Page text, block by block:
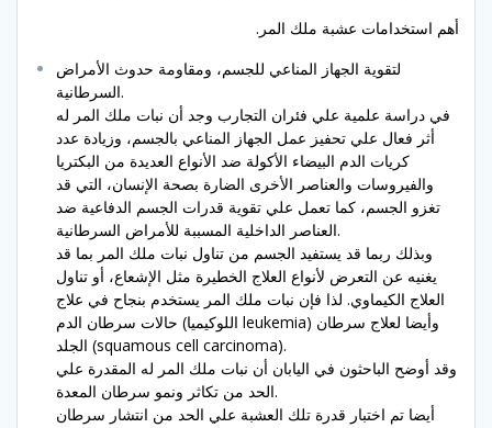
أهم استخدامات عشبة ملك المر.
لتقوية الجهاز المناعي للجسم، ومقاومة حدوث الأمراض
السرطانية.
في دراسة علمية علي فئران التجارب وجد أن نبات ملك المر له
أثر فعال علي تحفيز عمل الجهاز المناعي بالجسم، وزيادة عدد
كريات الدم البيضاء الأكولة ضد الأنواع العديدة من البكتريا
والفيروسات والعناصر الأخرى الضارة بصحة الإنسان، التي قد
تغزو الجسم، كما تعمل علي تقوية قدرات الجسم الدفاعية ضد
العناصر الداخلية المسببة للأمراض السرطانية.
وبذلك ربما قد يستفيد الجسم من تناول نبات ملك المر بما قد
يغنيه عن التعرض لأنواع العلاج الخطيرة مثل الإشعاع، أو تناول
العلاج الكيماوي. لذا فإن نبات ملك المر يستخدم بنجاح في علاج
حالات سرطان الدم (اللوكيميا leukemia) وأيضا لعلاج سرطان
الجلد (squamous cell carcinoma).
وقد أوضح الباحثون في اليابان أن نبات ملك المر له المقدرة علي
الحد من تكاثر ونمو سرطان المعدة.
أيضا تم اختبار قدرة تلك العشبة علي الحد من انتشار سرطان